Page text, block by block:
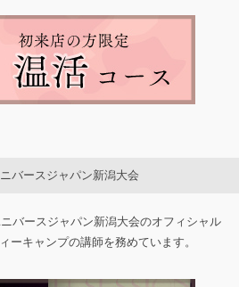
バースジャパン新潟大会
バースジャパン新潟大会のオフィシャル
ーキャンプの講師を務めています。